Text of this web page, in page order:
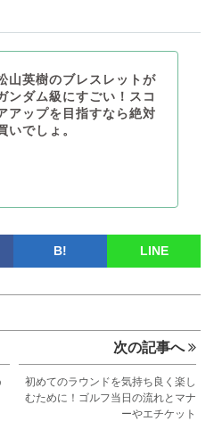
山英樹のブレスレットが
ンダム級にすごい！スコ
アップを目指すなら絶対
いでしょ。
B! LINE
次の記事へ
初めてのラウンドを気持ち良く楽し
むために！ゴルフ当日の流れとマナ
ーやエチケット